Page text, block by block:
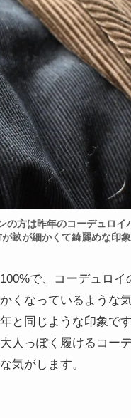
の方は昨年のコーデュロイ
畝が細かくて綺麗めな印象
で、コーデュロイ
くなっているような
と同じような印象で
人っぽく履けるコー
気がします。